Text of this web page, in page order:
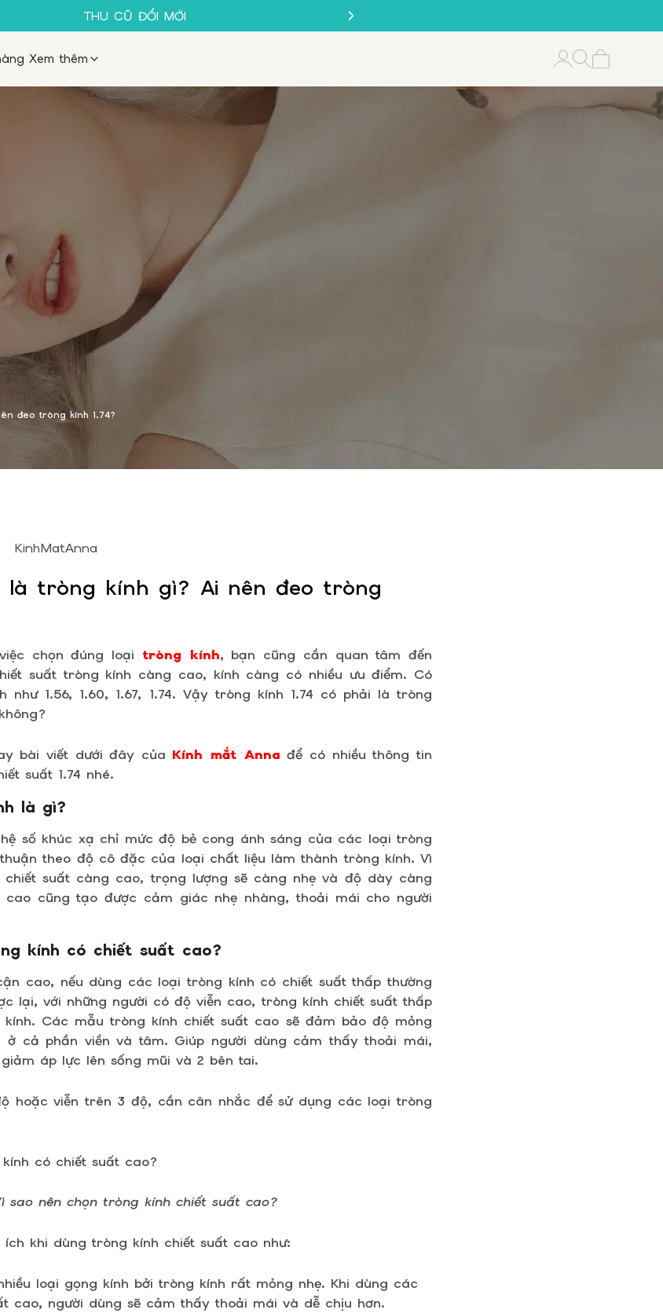
THU CŨ ĐỔI MỚI
GỌNG KÍNH 1K
GỌNG KÍNH 1K
Xem thêm
đeo tròng kính 1.74?
KinhMatAnna
là tròng kính gì? Ai nên đeo tròng
chọn đúng loại tròng kính, bạn cũng cần quan tâm đến
suất tròng kính càng cao, kính càng có nhiều ưu điểm. Có
như 1.56, 1.60, 1.67, 1.74. Vậy tròng kính 1.74 có phải là tròng
bài viết dưới đây của Kính mắt Anna để có nhiều thông tin
suất 1.74 nhé.
là gì?
số khúc xạ chỉ mức độ bẻ cong ánh sáng của các loại tròng
theo độ cô đặc của loại chất liệu làm thành tròng kính. Vì
suất càng cao, trọng lượng sẽ càng nhẹ và độ dày càng
cao cũng tạo được cảm giác nhẹ nhàng, thoải mái cho người
kính có chiết suất cao?
cao, nếu dùng các loại tròng kính có chiết suất thấp thường
lại, với những người có độ viễn cao, tròng kính chiết suất thấp
Các mẫu tròng kính chiết suất cao sẽ đảm bảo độ mỏng
ở cả phần viền và tâm. Giúp người dùng cảm thấy thoải mái,
áp lực lên sống mũi và 2 bên tai.
hoặc viễn trên 3 độ, cần cân nhắc để sử dụng các loại tròng
sao nên chọn tròng kính chiết suất cao?
khi dùng tròng kính chiết suất cao như:
loại gọng kính bởi tròng kính rất mỏng nhẹ. Khi dùng các
cao, người dùng sẽ cảm thấy thoải mái và dễ chịu hơn.